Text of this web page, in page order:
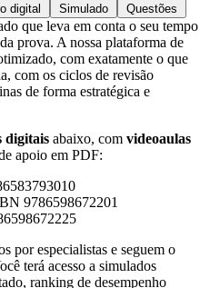
digital Simulado Questões
que leva em conta o seu tempo
prova. A nossa plataforma de
com exatamente o que
com os ciclos de revisão
de forma estratégica e
digitais abaixo, com videoaulas
apoio em PDF:
9786598672201
por especialistas e seguem o
terá acesso a simulados
ranking de desempenho